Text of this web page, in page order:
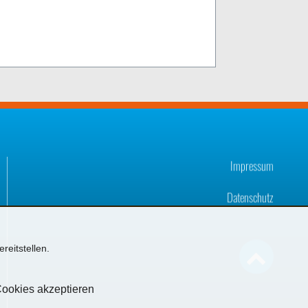
Impressum
Datenschutz
akzeptieren